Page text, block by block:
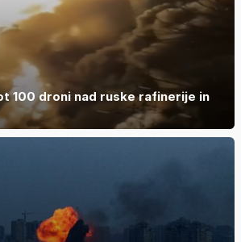
100 droni nad ruske rafinerije in